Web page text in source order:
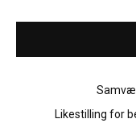
Likestilling for